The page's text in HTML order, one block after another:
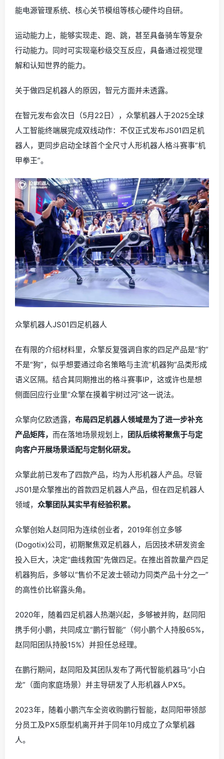
能电源管理系统、核心关节模组等核心硬件均自研。
运动能力上，能够实现走、跑、跳，甚至具备骑车等复杂
行动能力。同时可实现毫秒级交互反应，具备通过视觉理
解和认知世界的能力。
关于做四足机器人的原因，智元方面并未透露。
在智元发布会次日（5月22日），众擎机器人于2025全球
人工智能终端展完成双线动作：不仅正式发布JS01四足机
器人，更同步启动全球首个全尺寸人形机器人格斗赛事”机
甲拳王”。
众擎机器人JS01四足机器人
在有限的介绍材料里，众擎反复强调自家的四足产品是“豹”
不是“狗”，似乎想要通过命名策略与主流”机器狗”品类形成
语义区隔。结合其同期推出的格斗赛事IP，这或许也是想
侧面回应行业里“众擎在摸着宇树过河”这一说法。
众擎向亿欧透露， 布局四足机器人领域是为了进一步补充
产品矩阵， 而在落地场景规划上， 团队后续将聚焦于与定
向客户开展场景适配与定制化研发。
众擎此前已发布了四款产品，均为人形机器人产品。尽管
JS01是众擎推出的首款四足机器人产品，但在四足机器人
领域， 众擎团队其实早有经验积累。
众擎创始人赵同阳为连续创业者，2019年创立多够
(Dogotix)公司，初期聚焦双足机器人，后因技术研发资金
投入巨大，决定“曲线救国”先做四足。在推出首款量产四足
机器狗后，多够以“售价不足波士顿动力同类产品十分之一”
的高性价比崭露头角。
2020年，随着四足机器人热潮兴起，多够被并购，赵同阳
携手何小鹏，共同成立“鹏行智能”（何小鹏个人持股65%，
赵同阳团队持股15%）并担任总经理。
在鹏行期间，赵同阳及其团队发布了两代智能机器马“小白
龙”（面向家庭场景）并主导研发了人形机器人PX5。
2023年，随着小鹏汽车全资收购鹏行智能，赵同阳带领部
分员工及PX5原型机离开并于同年10月成立了众擎机器
人。